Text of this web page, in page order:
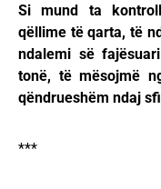
Si mund ta
qëllime të qarta, të
ndalemi së
tonë, të mësojmë
qëndrueshëm ndaj
***